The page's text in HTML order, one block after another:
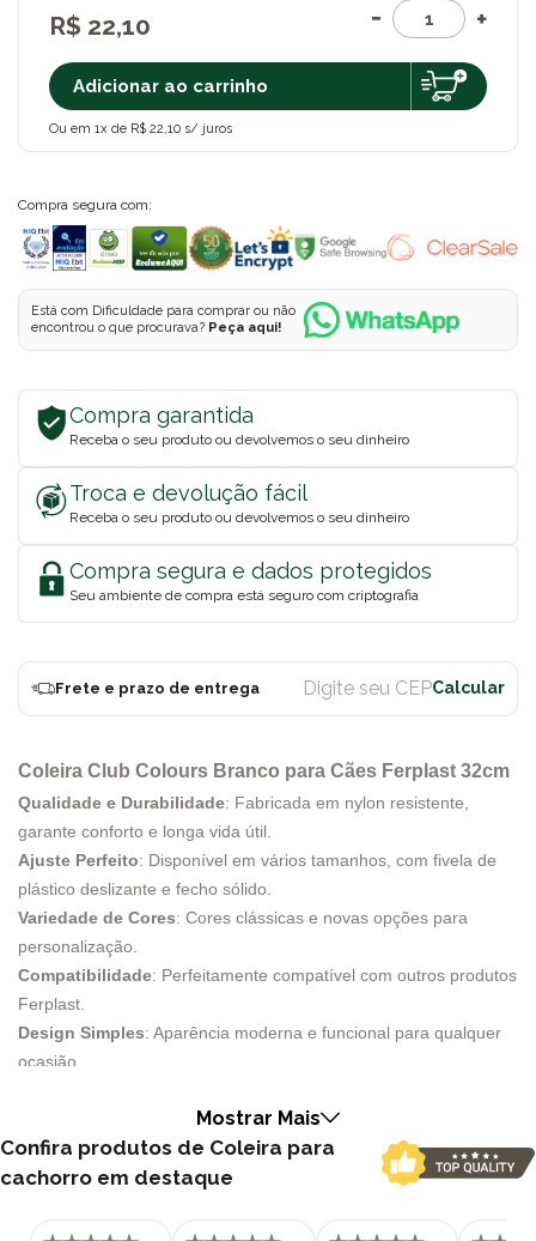
R$ 22,10
Adicionar ao carrinho
Ou em 1x de R$ 22,10 s/ juros
Compra segura com:
Está com Dificuldade para comprar ou não
encontrou o que procurava? Peça aqui!
Compra garantida
Receba o seu produto ou devolvemos o seu dinheiro
Troca e devolução fácil
Receba o seu produto ou devolvemos o seu dinheiro
Compra segura e dados protegidos
Seu ambiente de compra está seguro com criptografia
Frete e prazo de entrega
Coleira Club Colours Branco para Cães Ferplast 32cm
Qualidade e Durabilidade: Fabricada em nylon resistente,
garante conforto e longa vida útil.
Ajuste Perfeito: Disponível em vários tamanhos, com fivela de
plástico deslizante e fecho sólido.
Variedade de Cores: Cores clássicas e novas opções para
personalização.
Compatibilidade: Perfeitamente compatível com outros produtos
Ferplast.
Design Simples: Aparência moderna e funcional para qualquer
ocasião.
excelente escolha para donos que buscam qualidade e estilo.
Fabricada em nylon resistente, esta coleira oferece durabilidade
e conforto para o seu cachorro. A robustez do material garante
Ajuste Perfeito para Todos os Tamanhos
Mostrar Mais
Confira produtos de Coleira para
cachorro em destaque